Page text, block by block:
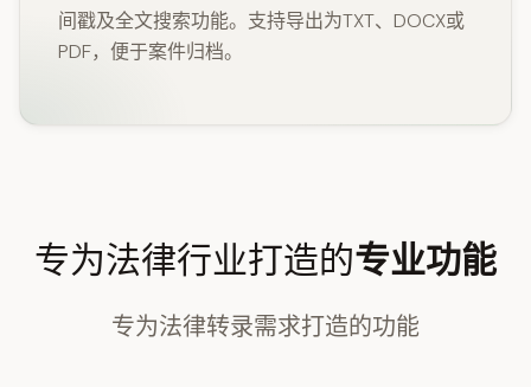
间戳及全文搜索功能。支持导出为TXT、DOCX或
PDF，便于案件归档。
专为法律行业打造的专业功能
专为法律转录需求打造的功能